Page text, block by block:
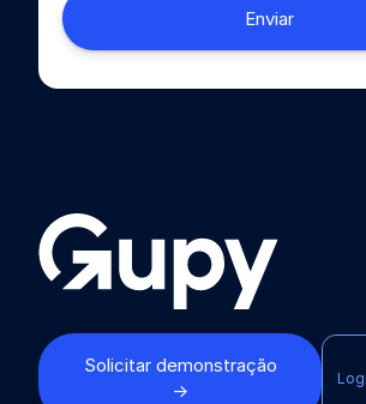
Solicitar demonstração
→